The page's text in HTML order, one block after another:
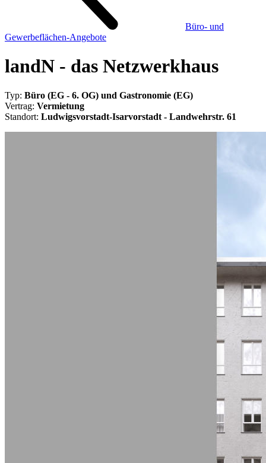
Büro- und
Gewerbeflächen-Angebote
landN - das Netzwerkhaus
Typ: Büro (EG - 6. OG) und Gastronomie (EG)
Vertrag: Vermietung
Standort: Ludwigsvorstadt-Isarvorstadt - Landwehrstr. 61